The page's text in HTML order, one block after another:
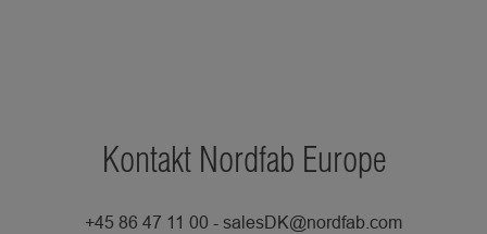
Kontakt Nordfab Europe
+45 86 47 11 00 - salesDK@nordfab.com